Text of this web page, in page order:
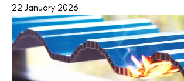
22 January 2026